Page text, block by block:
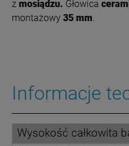
z mosiądzu. Głowica
montażowy 35 mm
Informacje
Wysokość całkowita